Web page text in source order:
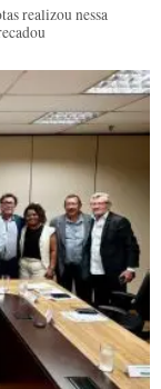
realizou nessa